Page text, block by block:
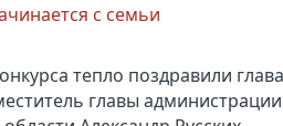
с семьи
тепло поздравили
главы